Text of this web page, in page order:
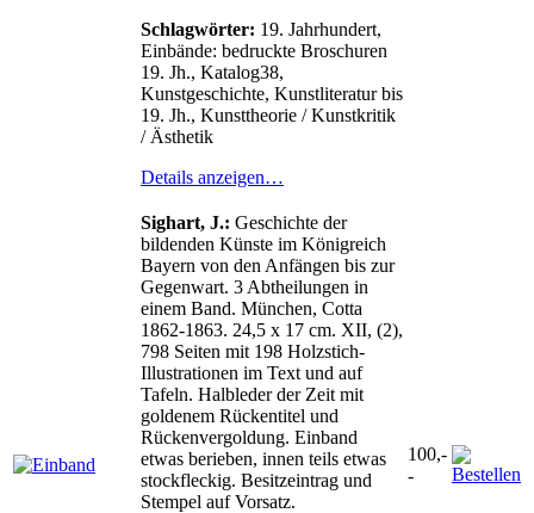
Schlagwörter: 19. Jahrhundert,
Einbände: bedruckte Broschuren
19. Jh., Katalog38,
Kunstgeschichte, Kunstliteratur bis
19. Jh., Kunsttheorie / Kunstkritik
/ Ästhetik
Details anzeigen…
Sighart, J.: Geschichte der
bildenden Künste im Königreich
Bayern von den Anfängen bis zur
Gegenwart. 3 Abtheilungen in
einem Band. München, Cotta
1862-1863. 24,5 x 17 cm. XII, (2),
798 Seiten mit 198 Holzstich-
Illustrationen im Text und auf
Tafeln. Halbleder der Zeit mit
goldenem Rückentitel und
Rückenvergoldung. Einband
etwas berieben, innen teils etwas
stockfleckig. Besitzeintrag und
Stempel auf Vorsatz.
100,-
-